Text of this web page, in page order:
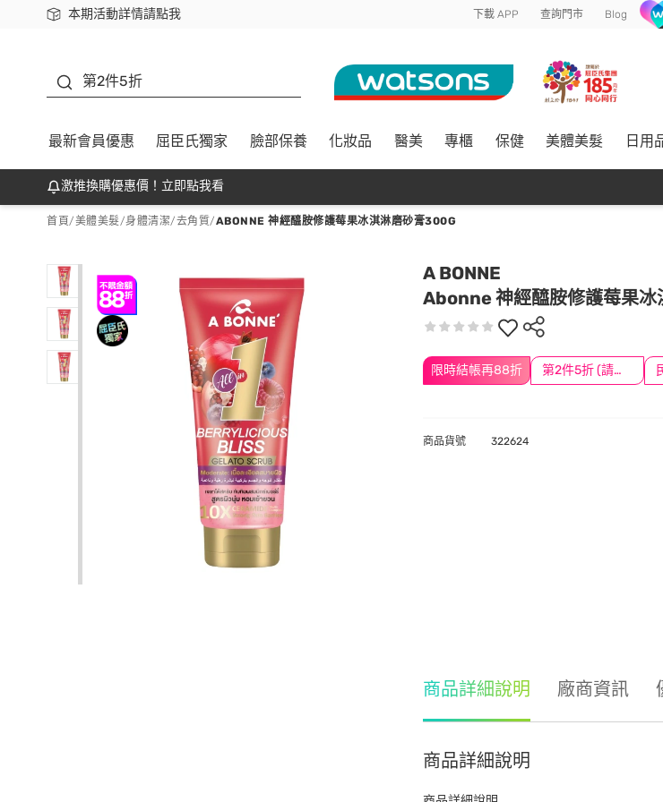
本期活動詳情請點我
下載app最高回饋$350 下載 APP 查詢門市 Blog
第2件5折
最新會員優惠 屈臣氏獨家 臉部保養 化妝品 醫美 專櫃 保健 美體美髮 日用
激推換購優惠價！立即點我看
首頁/美體美髮/身體清潔/去角質/ABONNE 神經醯胺修護莓果冰淇淋磨砂膏300G
A BONNE
Abonne 神經醯胺修護莓果
限時結帳再88折 第2件5折 (請任選2件商品)
商品貨號 322624
商品詳細說明 廠商資訊
商品詳細說明